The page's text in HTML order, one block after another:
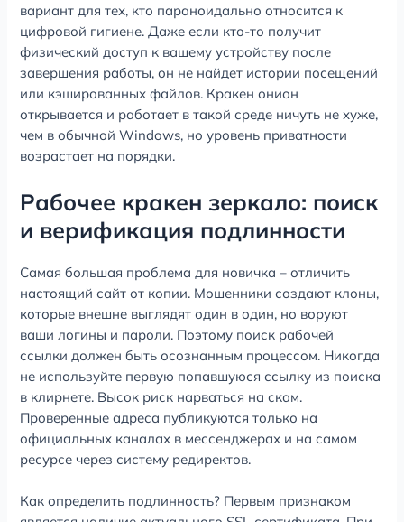
вариант для тех, кто параноидально относится к
цифровой гигиене. Даже если кто-то получит
физический доступ к вашему устройству после
завершения работы, он не найдет истории посещений
или кэшированных файлов. Кракен онион
открывается и работает в такой среде ничуть не хуже,
чем в обычной Windows, но уровень приватности
возрастает на порядки.
Рабочее кракен зеркало: поиск
и верификация подлинности
Самая большая проблема для новичка – отличить
настоящий сайт от копии. Мошенники создают клоны,
которые внешне выглядят один в один, но воруют
ваши логины и пароли. Поэтому поиск рабочей
ссылки должен быть осознанным процессом. Никогда
не используйте первую попавшуюся ссылку из поиска
в клирнете. Высок риск нарваться на скам.
Проверенные адреса публикуются только на
официальных каналах в мессенджерах и на самом
ресурсе через систему редиректов.
Как определить подлинность? Первым признаком